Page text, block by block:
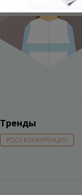
Тренды
РОСТ КОНКУРЕНЦИИ